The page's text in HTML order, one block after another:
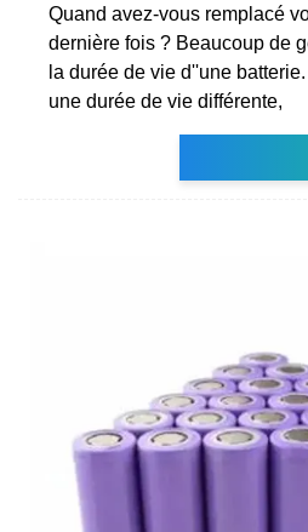
Quand avez-vous remplacé
dernière fois ? Beaucoup de
la durée de vie d''une
une durée de vie différente,